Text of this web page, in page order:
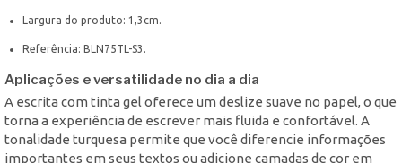
Largura do produto: 1,3cm.
Referência: BLN75TL-S3.
Aplicações e versatilidade no dia a dia
A escrita com tinta gel oferece um deslize suave no papel, o que
torna a experiência de escrever mais fluida e confortável. A
tonalidade turquesa permite que você diferencie informações
importantes em seus textos ou adicione camadas de cor em